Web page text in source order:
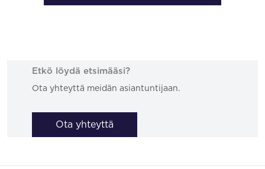
Etkö löydä etsimääsi?
Ota yhteyttä meidän asiantuntijaan.
Ota yhteyttä